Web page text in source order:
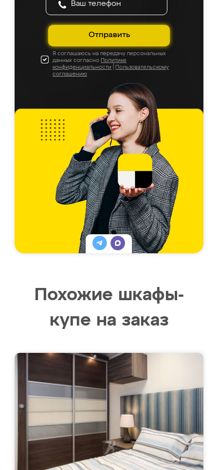
Отправить
Я соглашаюсь на передачу персональных
данных согласно Политике
конфиденциальности
Пользовательскому
соглашению
Похожие шкафы-
купе на заказ